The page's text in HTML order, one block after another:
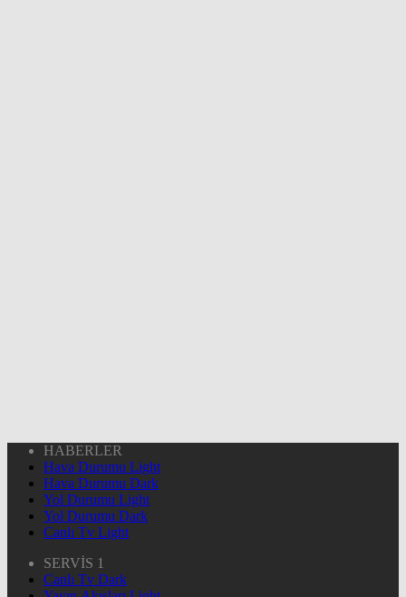
HABERLER
Hava Durumu Light
Hava Durumu Dark
Yol Durumu Light
Yol Durumu Dark
Canlı Tv Light
SERVİS 1
Canlı Tv Dark